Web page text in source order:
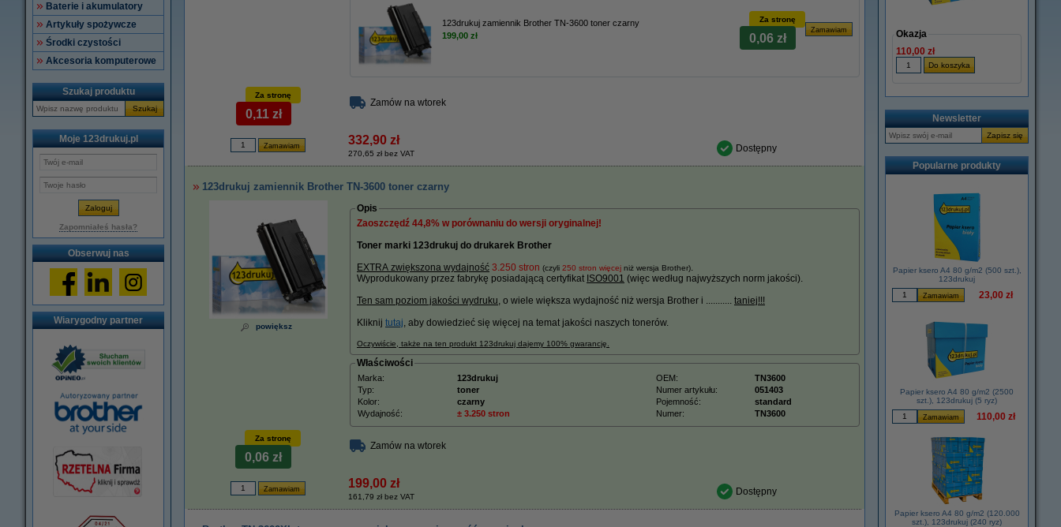
Baterie i akumulatory
Artykuły spożywcze
Środki czystości
Akcesoria komputerowe
Szukaj produktu
Szukaj
Moje 123drukuj.pl
Zapomniałeś hasła?
Obserwuj nas
Wiarygodny partner
123drukuj zamiennik Brother TN-3600 toner czarny
199,00 zł
Za stronę
0,06 zł
Za stronę
0,11 zł
Zamów na wtorek
332,90 zł
270,65 zł bez VAT Dostępny
123drukuj zamiennik Brother TN-3600 toner czarny
powiększ
Opis
Zaoszczędź 44,8% w porównaniu do wersji oryginalnej!
Toner marki 123drukuj do drukarek Brother
EXTRA zwiększona wydajność 3.250 stron (czyli 250 stron więcej niż wersja Brother).
Wyprodukowany przez fabrykę posiadającą certyfikat ISO9001 (więc według najwyższych norm jakości).
Ten sam poziom jakości wydruku, o wiele większa wydajność niż wersja Brother i ........... taniej!!!
Kliknij tutaj, aby dowiedzieć się więcej na temat jakości naszych tonerów.
Oczywiście, także na ten produkt 123drukuj dajemy 100% gwarancję.
Właściwości
Marka: 123drukuj OEM:
TN3600
Typ:
toner Numer artykułu:
051403
Kolor:
czarny Pojemność:
standard
Wydajność:
± 3.250 stron Numer: TN3600
Za stronę
0,06 zł
Zamów na wtorek
199,00 zł
161,79 zł bez VAT Dostępny
Okazja
110,00 zł
Newsletter
Popularne produkty
Papier ksero A4 80 g/m2 (500 szt.),
123drukuj
23,00 zł
Papier ksero A4 80 g/m2 (2500
szt.), 123drukuj (5 ryz)
110,00 zł
Papier ksero A4 80 g/m2 (120.000
szt.), 123drukuj (240 ryz)